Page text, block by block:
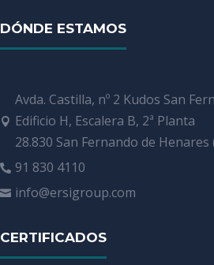
DÓNDE ESTAMOS

Avda. Castilla, nº 2 Kudos San
Edificio H, Escalera B, 2ª Planta
28.830 San Fernando de Henares
 91 830 4110
 info@ersigroup.com
CERTIFICADOS